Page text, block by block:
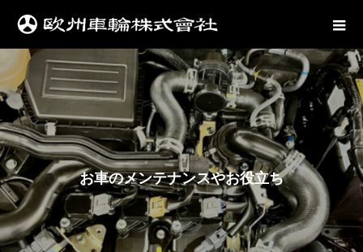
お車のメンテナンスやお役立ち情報はこ